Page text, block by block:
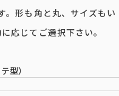
。形も角と丸、サイズもい
応じてご選択下さい。
型）